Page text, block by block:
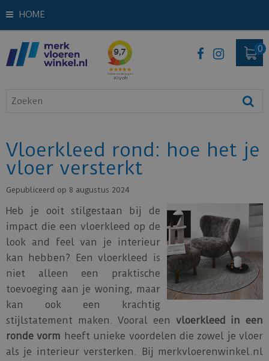
HOME
Vloerkleed rond: hoe het je
vloer versterkt
Gepubliceerd op 8 augustus 2024
Heb je ooit stilgestaan bij de
impact die een vloerkleed op de
look and feel van je interieur
kan hebben? Een vloerkleed is
niet alleen een praktische
toevoeging aan je woning, maar
kan ook een krachtig
stijlstatement maken. Vooral een vloerkleed in een
ronde vorm heeft unieke voordelen die zowel je vloer
als je interieur versterken. Bij merkvloerenwinkel.nl